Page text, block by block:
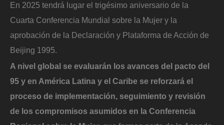
En 2025 tendrá lugar el trigésimo aniversario de la
Cuarta Conferencia Mundial sobre la Mujer y la
aprobación de la Declaración y Plataforma de Acción de
Beijing 1995.
A nivel global se evaluarán los avances del pacto del
95 y en América Latina y el Caribe se reforzará el
proceso de implementación, seguimiento y revisión
de los compromisos asumidos en la Conferencia